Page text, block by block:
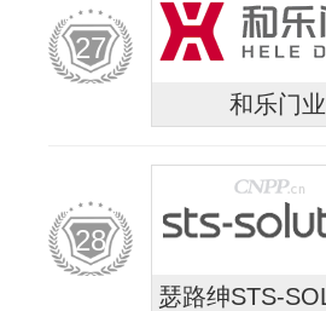
27
和乐门业
28